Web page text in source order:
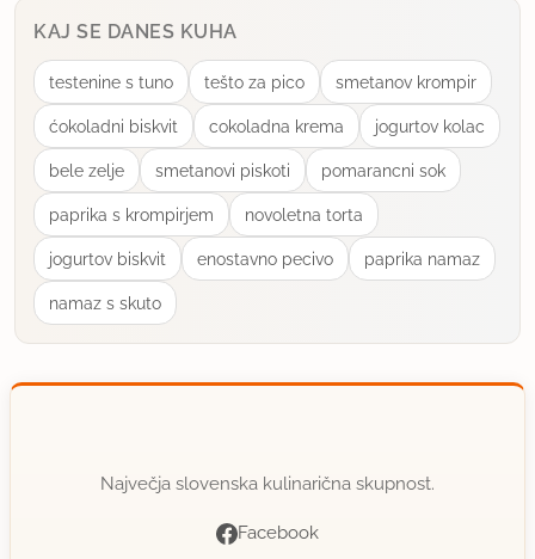
KAJ SE DANES KUHA
testenine s tuno tešto za pico smetanov krompir
ćokoladni biskvit cokoladna krema jogurtov kolac
bele zelje smetanovi piskoti pomarancni sok
paprika s krompirjem novoletna torta
jogurtov biskvit enostavno pecivo paprika namaz
namaz s skuto
Največja slovenska kulinarična skupnost.
Facebook